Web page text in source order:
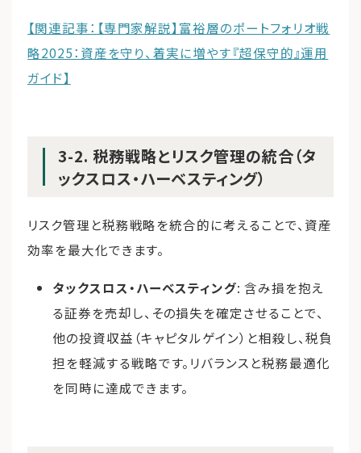
【関連記事：【専門家解説】富裕層のポートフォリオ戦
略2025：資産を守り、着実に増やす『超保守的』運用
ガイド】
3-2. 税務戦略とリスク管理の統合（タ
ックスロス・ハーベスティング）
リスク管理と税務戦略を統合的に考えることで、資産
効率を最大化できます。
タックスロス・ハーベスティング: 含み損を抱え
る証券を売却し、その損失を確定させることで、
他の投資収益（キャピタルゲイン）と相殺し、税負
担を軽減する戦略です。リバランスと税務最適化
を同時に達成できます。